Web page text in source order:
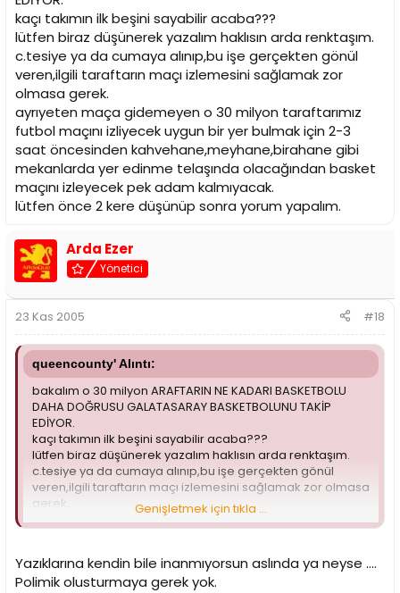
kaçı takımın ilk beşini sayabilir acaba???
lütfen biraz düşünerek yazalım haklısın arda renktaşım.
c.tesiye ya da cumaya alınıp,bu işe gerçekten gönül
veren,ilgili taraftarın maçı izlemesini sağlamak zor
olmasa gerek.
ayrıyeten maça gidemeyen o 30 milyon taraftarımız
futbol maçını izliyecek uygun bir yer bulmak için 2-3
saat öncesinden kahvehane,meyhane,birahane gibi
mekanlarda yer edinme telaşında olacağından basket
maçını izleyecek pek adam kalmıyacak.
lütfen önce 2 kere düşünüp sonra yorum yapalım.
Arda Ezer
Yönetici
23 Kas 2005 #18
queencounty' Alıntı:
bakalım o 30 milyon ARAFTARIN NE KADARI BASKETBOLU
DAHA DOĞRUSU GALATASARAY BASKETBOLUNU TAKİP
EDİYOR.
kaçı takımın ilk beşini sayabilir acaba???
lütfen biraz düşünerek yazalım haklısın arda renktaşım.
c.tesiye ya da cumaya alınıp,bu işe gerçekten gönül
veren,ilgili taraftarın maçı izlemesini sağlamak zor olmasa
gerek.
ayrıyeten maça gidemeyen o 30 milyon taraftarımız futbol
mekanlarda yer edinme telaşında olacağından basket
maçını izleyecek pek adam kalmıyacak.
Genişletmek için tıkla ...
Yazıklarına kendin bile inanmıyorsun aslında ya neyse ....
Polimik olusturmaya gerek yok.